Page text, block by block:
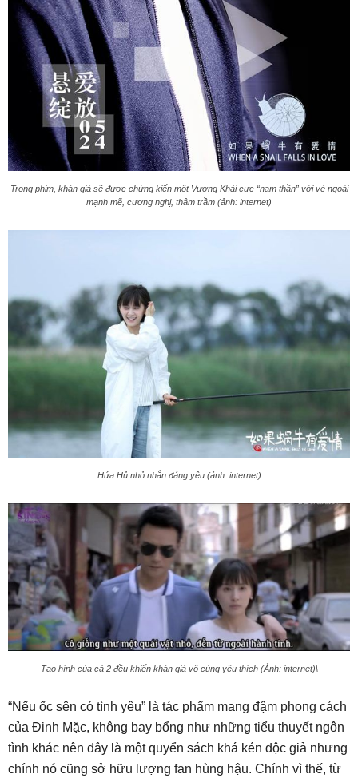
Trong phim, khán giả sẽ được chứng kiến một Vương Khải cực “nam thần” với vẻ ngoài
mạnh mẽ, cương nghị, thâm trầm (ảnh: internet)
Hứa Hủ nhỏ nhắn đáng yêu (ảnh: internet)
Tạo hình của cả 2 đều khiến khán giả vô cùng yêu thích (Ảnh: internet)\
“Nếu ốc sên có tình yêu” là tác phẩm mang đậm phong cách
của Đinh Mặc, không bay bổng như những tiểu thuyết ngôn
tình khác nên đây là một quyển sách khá kén độc giả nhưng
chính nó cũng sở hữu lượng fan hùng hậu. Chính vì thế, từ